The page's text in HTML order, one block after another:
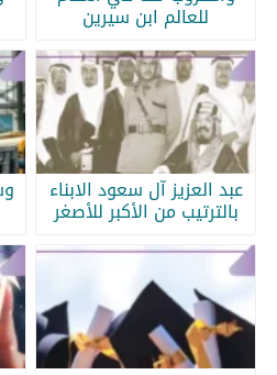
للعالم ابن سيرين
عبد العزيز آل سعود الابناء
بالترتيب من الأكبر للأصغر